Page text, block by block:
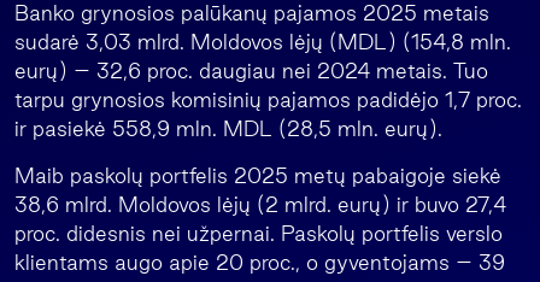
Banko grynosios palūkanų pajamos 2025 metais
sudarė 3,03 mlrd. Moldovos lėjų (MDL) (154,8 mln.
eurų) – 32,6 proc. daugiau nei 2024 metais. Tuo
tarpu grynosios komisinių pajamos padidėjo 1,7 proc.
ir pasiekė 558,9 mln. MDL (28,5 mln. eurų).
Maib paskolų portfelis 2025 metų pabaigoje siekė
38,6 mlrd. Moldovos lėjų (2 mlrd. eurų) ir buvo 27,4
proc. didesnis nei užpernai. Paskolų portfelis verslo
klientams augo apie 20 proc., o gyventojams – 39